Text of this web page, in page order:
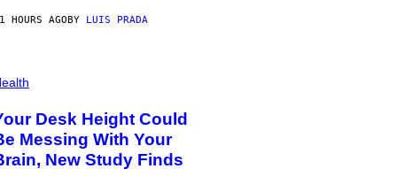
HOURS AGOBY LUIS PRADA
Desk Height Could
Messing With Your
New Study Finds